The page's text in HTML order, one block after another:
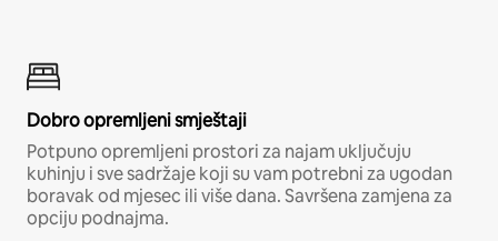
Dobro opremljeni smještaji
Potpuno opremljeni prostori za najam uključuju
kuhinju i sve sadržaje koji su vam potrebni za ugodan
boravak od mjesec ili više dana. Savršena zamjena za
opciju podnajma.